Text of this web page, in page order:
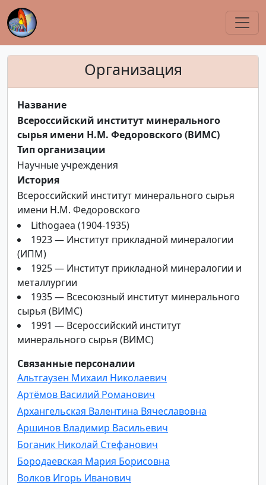
Организация
Название
Всероссийский институт минерального
сырья имени Н.М. Федоровского (ВИМС)
Тип организации
Научные учреждения
История
Всероссийский институт минерального сырья
имени Н.М. Федоровского
Lithogaea (1904-1935)
1923 — Институт прикладной минералогии
(ИПМ)
1925 — Институт прикладной минералогии и
металлургии
1935 — Всесоюзный институт минерального
сырья (ВИМС)
1991 — Всероссийский институт
минерального сырья (ВИМС)
Связанные персоналии
Альтгаузен Михаил Николаевич
Артёмов Василий Романович
Архангельская Валентина Вячеславовна
Аршинов Владимир Васильевич
Боганик Николай Стефанович
Бородаевская Мария Борисовна
Волков Игорь Иванович